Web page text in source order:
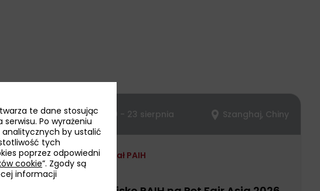
19 - 23 sierpnia Szanghaj, Chiny
Udział PAIH
te dane stosując
Po wyrażeniu
by ustalić
tych
poprzez odpowiedni
cookie”. Zgody są
informacji